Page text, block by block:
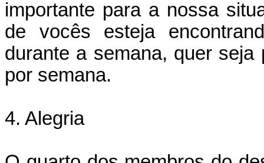
importante para a nossa
de vocês esteja
durante a semana, quer
por semana.
4. Alegria